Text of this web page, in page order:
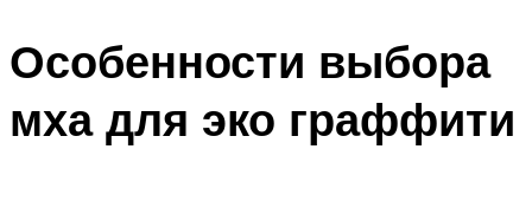
Меню
Особенности выбора
мха для эко граффити